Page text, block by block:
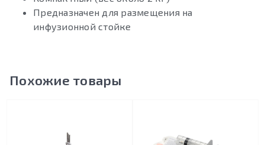
Предназначен для размещения на
инфузионной стойке
Похожие товары